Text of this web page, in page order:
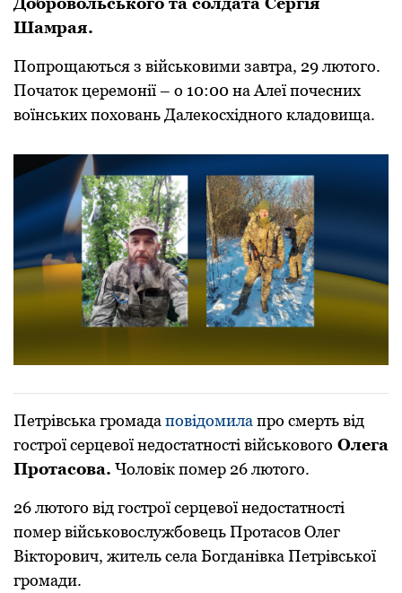
Шамрая.
Попрощаються з військовими завтра, 29 лютого.
Початок церемонії – о 10:00 на Алеї почесних
воїнських поховань Далекосхідного кладовища.
Петрівська громадаповідомилапро смерть від
гострої серцевої недостатності військового Олега
Протасова. Чоловік помер 26 лютого.
26 лютого від гострої серцевої недостатності
помер військовослужбовець Протасов Олег
Вікторович, житель села Богданівка Петрівської
громади.